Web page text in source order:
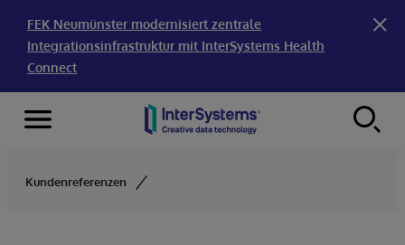
FEK Neumünster modernisiert zentrale
Integrationsinfrastruktur mit InterSystems Health
Connect
Skip to content
Menu
Kundenreferenzen